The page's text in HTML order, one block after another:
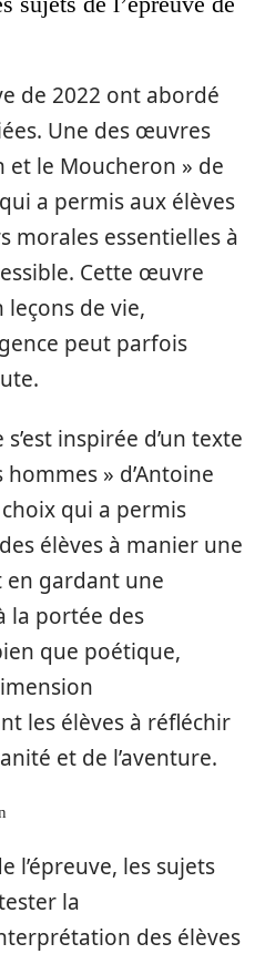
de 2022 ont abordé
Une des œuvres
et le Moucheron » de
a permis aux élèves
morales essentielles à
Cette œuvre
leçons de vie,
peut parfois
inspirée d’un texte
» d’Antoine
qui a permis
élèves à manier une
gardant une
la portée des
que poétique,
les élèves à réfléchir
et de l’aventure.
l’épreuve, les sujets
la
des élèves